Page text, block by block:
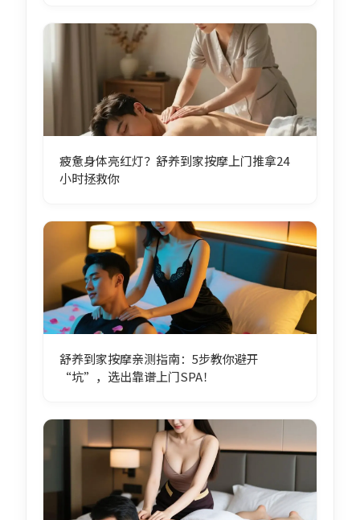
疲惫身体亮红灯？舒养到家按摩上门推拿24
小时拯救你
舒养到家按摩亲测指南：5步教你避开
“坑”，选出靠谱上门SPA！